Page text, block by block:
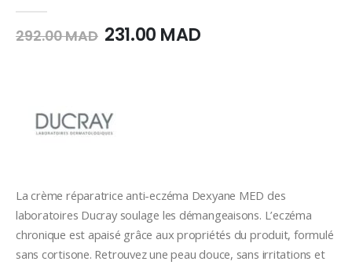
292.00MAD Le
MAD.
231.00 MADLe
La crème réparatrice anti-eczéma Dexyane MED des
laboratoires Ducray soulage les démangeaisons. L’eczéma
chronique est apaisé grâce aux propriétés du produit, formulé
sans cortisone. Retrouvez une peau douce, sans irritations et